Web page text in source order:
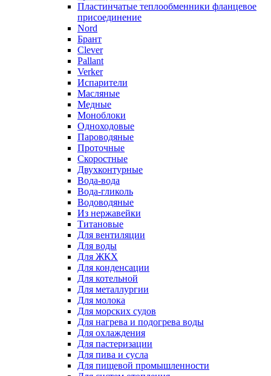
Пластинчатые теплообменники фланцевое
присоединение
Nord
Брант
Clever
Pallant
Verker
Испарители
Масляные
Медные
Моноблоки
Одноходовые
Пароводяные
Проточные
Скоростные
Двухконтурные
Вода-вода
Вода-гликоль
Водоводяные
Из нержавейки
Титановые
Для вентиляции
Для воды
Для ЖКХ
Для конденсации
Для котельной
Для металлургии
Для молока
Для морских судов
Для нагрева и подогрева воды
Для охлаждения
Для пастеризации
Для пива и сусла
Для пищевой промышленности